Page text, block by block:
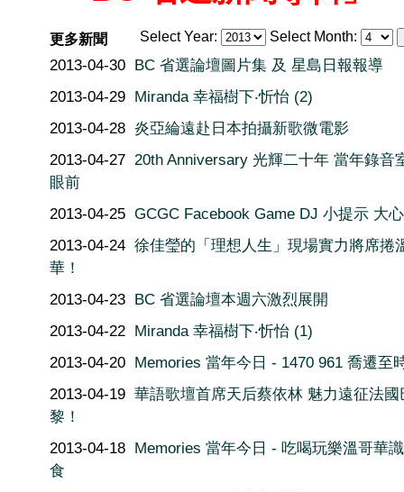
Select Year: Select Month:
更多新聞
2013-04-30 BC 省選論壇圖片集 及 星島日報報導
2013-04-29 Miranda 幸福樹下‧忻怡 (2)
2013-04-28 炎亞綸遠赴日本拍攝新歌微電影
2013-04-27 20th Anniversary 光輝二十年 當年錄音
眼前
2013-04-25 GCGC Facebook Game DJ 小提示 大
2013-04-24 徐佳瑩的「理想人生」現場實力將席捲
華！
2013-04-23 BC 省選論壇本週六激烈展開
2013-04-22 Miranda 幸福樹下‧忻怡 (1)
2013-04-20 Memories 當年今日 - 1470 961 喬遷至
2013-04-19 華語歌壇首席天后蔡依林 魅力遠征法國
黎！
2013-04-18 Memories 當年今日 - 吃喝玩樂溫哥華
食